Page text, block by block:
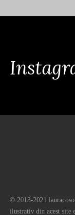
© 2013-2021
ilustrativ din acest site